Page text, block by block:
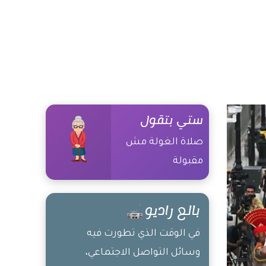
ستي بتقول
صلاة الغولة مش
مقبولة
بالع راديو
في الوقت الذي تطورت فيه
وسائل التواصل الاجتماعي،